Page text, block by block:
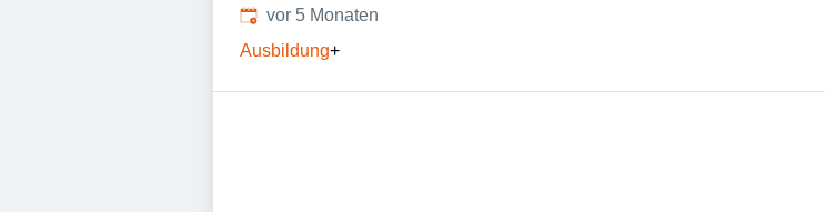
Veröffentlicht:
vor 5 Monaten
Ausbildung+